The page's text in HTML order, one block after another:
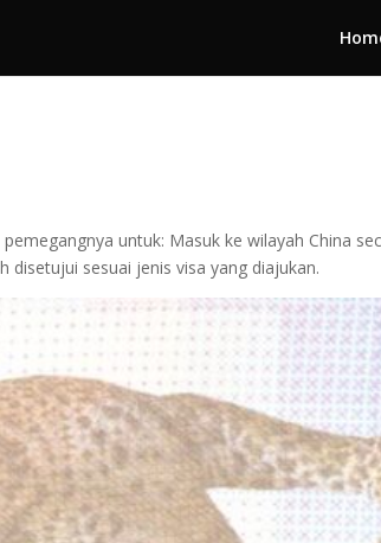
untuk: Masuk ke wilayah China
sesuai jenis visa yang diajukan.